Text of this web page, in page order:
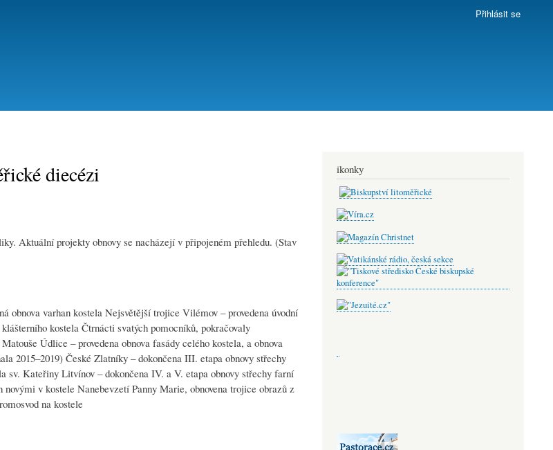
Přihlásit se
diecézi
Aktuální projekty obnovy se nacházejí v připojeném přehledu. (Stav
obnova varhan kostela Nejsvětější trojice Vilémov – provedena úvodní
kostela Čtrnácti svatých pomocníků, pokračovaly
Údlice – provedena obnova fasády celého kostela, a obnova
2015–2019) České Zlatníky – dokončena III. etapa obnovy střechy
sv. Kateřiny Litvínov – dokončena IV. a V. etapa obnovy střechy farní
v kostele Nanebevzetí Panny Marie, obnovena trojice obrazů z
na kostele
ikonky